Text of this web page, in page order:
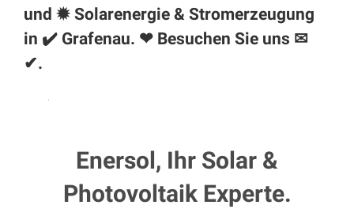
und ✹ Solarenergie & Stromerzeugung
in ✔️ Grafenau. ❤ Besuchen Sie uns ✉
✔.
Enersol, Ihr Solar &
Photovoltaik Experte.